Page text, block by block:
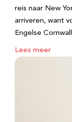
reis naar New
arriveren, want
Engelse
Lees meer